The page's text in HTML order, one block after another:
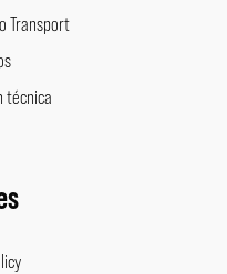
Transport
técnica